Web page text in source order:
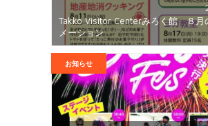
Takko Visitor Centerみろく館 ８月
メーション
お知らせ